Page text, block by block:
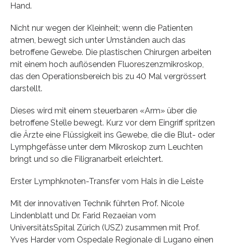
Hand.
Nicht nur wegen der Kleinheit; wenn die Patienten
atmen, bewegt sich unter Umständen auch das
betroffene Gewebe. Die plastischen Chirurgen arbeiten
mit einem hoch auflösenden Fluoreszenzmikroskop,
das den Operationsbereich bis zu 40 Mal vergrössert
darstellt.
Dieses wird mit einem steuerbaren «Arm» über die
betroffene Stelle bewegt. Kurz vor dem Eingriff spritzen
die Ärzte eine Flüssigkeit ins Gewebe, die die Blut- oder
Lymphgefässe unter dem Mikroskop zum Leuchten
bringt und so die Filigranarbeit erleichtert.
Erster Lymphknoten-Transfer vom Hals in die Leiste
Mit der innovativen Technik führten Prof. Nicole
Lindenblatt und Dr. Farid Rezaeian vom
UniversitätsSpital Zürich (USZ) zusammen mit Prof.
Yves Harder vom Ospedale Regionale di Lugano einen